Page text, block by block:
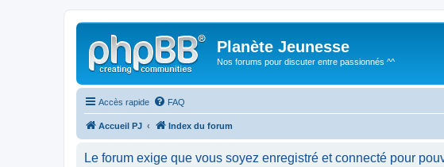
Planète Jeunesse
Nos forums pour discuter entre passionnés ^^
Accès rapide FAQ
Accueil PJ Index du forum
Le forum exige que vous soyez enregistré et connecté pour